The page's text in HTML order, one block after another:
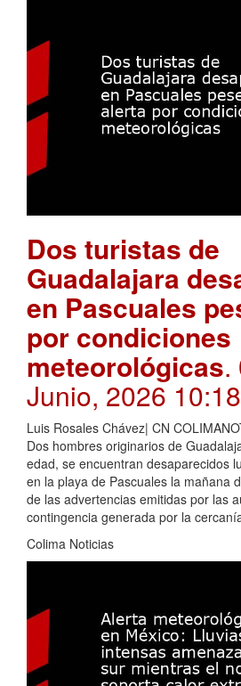
Dos turistas de
Guadalajara
en Pascuales
por condiciones
meteorológicas.
Junio, 2026 10:18
Luis Rosales Chávez| CN
Dos hombres originarios de
edad, se encuentran desaparecidos
en la playa de Pascuales la mañana
de las advertencias emitidas por las
contingencia generada por la
Colima Noticias